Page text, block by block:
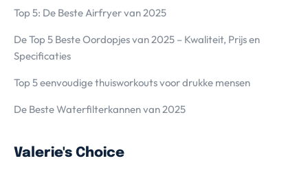
Top 5: De Beste Airfryer van 2025
De Top 5 Beste Oordopjes van 2025 – Kwaliteit, Prijs en
Specificaties
Top 5 eenvoudige thuisworkouts voor drukke mensen
De Beste Waterfilterkannen van 2025
Valerie's Choice